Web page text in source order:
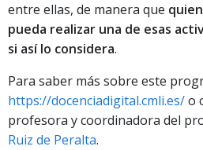
entre ellas, de manera que
pueda realizar una de esas
si así lo considera.
Para saber más sobre este
https://docenciadigital.cmli.es/o
profesora y coordinadora del
Ruiz de Peralta.